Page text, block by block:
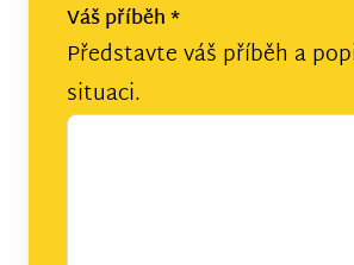
Váš příběh*
Představte váš příběh a
situaci.